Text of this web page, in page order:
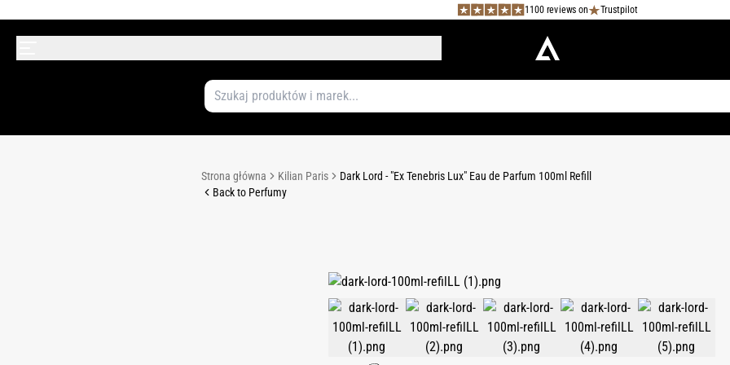
1100 reviews on Trustpilot
Strona główna Kilian Paris
Dark Lord - "Ex Tenebris Lux" Eau de Parfum 100ml Refill
Back to Perfumy